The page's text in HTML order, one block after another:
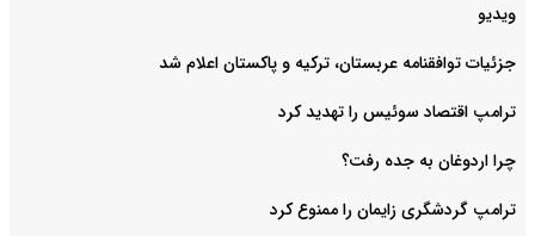
ویدیو
جزئیات توافقنامه عربستان، ترکیه و پاکستان اعلام شد
ترامپ اقتصاد سوئیس را تهدید کرد
چرا اردوغان به جده رفت؟
ترامپ گردشگری زایمان را ممنوع کرد